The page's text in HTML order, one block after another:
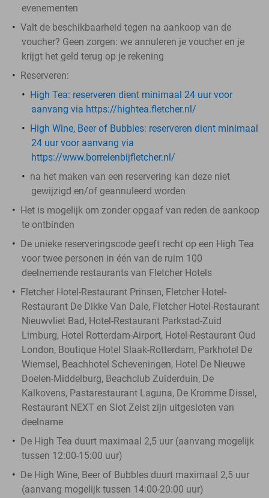
evenementen
Valt de beschikbaarheid tegen na aankoop van de
voucher? Geen zorgen: we annuleren je voucher en je
krijgt het geld terug op je rekening
Reserveren:
High Tea: ​ reserveren dient minimaal 24 uur voor
aanvang via https://hightea.fletcher.nl/
High Wine, Beer of Bubbles: reserveren dient minimaal
24 uur voor aanvang via
https://www.borrelenbijfletcher.nl/
na het maken van een reservering kan deze niet
gewijzigd en/of geannuleerd worden
Het is mogelijk om zonder opgaaf van reden de aankoop
te ontbinden
De unieke reserveringscode geeft recht op een High Tea
voor twee personen in één van de ruim 100
deelnemende restaurants van Fletcher Hotels
Fletcher Hotel-Restaurant Prinsen, Fletcher Hotel-
Restaurant De Dikke Van Dale, Fletcher Hotel-Restaurant
Nieuwvliet Bad, Hotel-Restaurant Parkstad-Zuid
Limburg, Hotel Rotterdam-Airport, Hotel-Restaurant Oud
London, Boutique Hotel Slaak-Rotterdam, Parkhotel De
Wiemsel, Beachhotel Scheveningen, Hotel De Nieuwe
Doelen-Middelburg, Beachclub Zuiderduin, De
Kalkovens, Pastarestaurant Laguna, De Kromme Dissel,
Restaurant NEXT en Slot Zeist zijn uitgesloten van
deelname
De High Tea duurt maximaal 2,5 uur (aanvang mogelijk
tussen 12:00-15:00 uur)
De High Wine, Beer of Bubbles duurt maximaal 2,5 uur
(aanvang mogelijk tussen 14:00-20:00 uur)